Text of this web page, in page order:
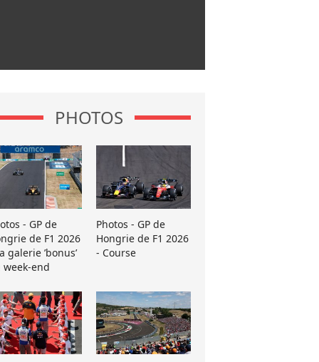
PHOTOS
- GP de
de F1 2026
galerie ’bonus’
week-end
Photos - GP de
Hongrie de F1 2026
- Course